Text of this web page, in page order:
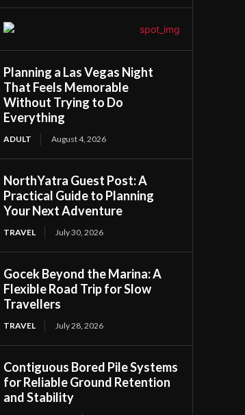
Planning a Las Vegas Night
That Feels Memorable
Without Trying to Do
Everything
ADULT August 4, 2026
NorthYatra Guest Post: A
Practical Guide to Planning
Your Next Adventure
TRAVEL July 30, 2026
Gocek Beyond the Marina: A
Flexible Road Trip for Slow
Travellers
TRAVEL July 28, 2026
Contiguous Bored Pile Systems
for Reliable Ground Retention
and Stability